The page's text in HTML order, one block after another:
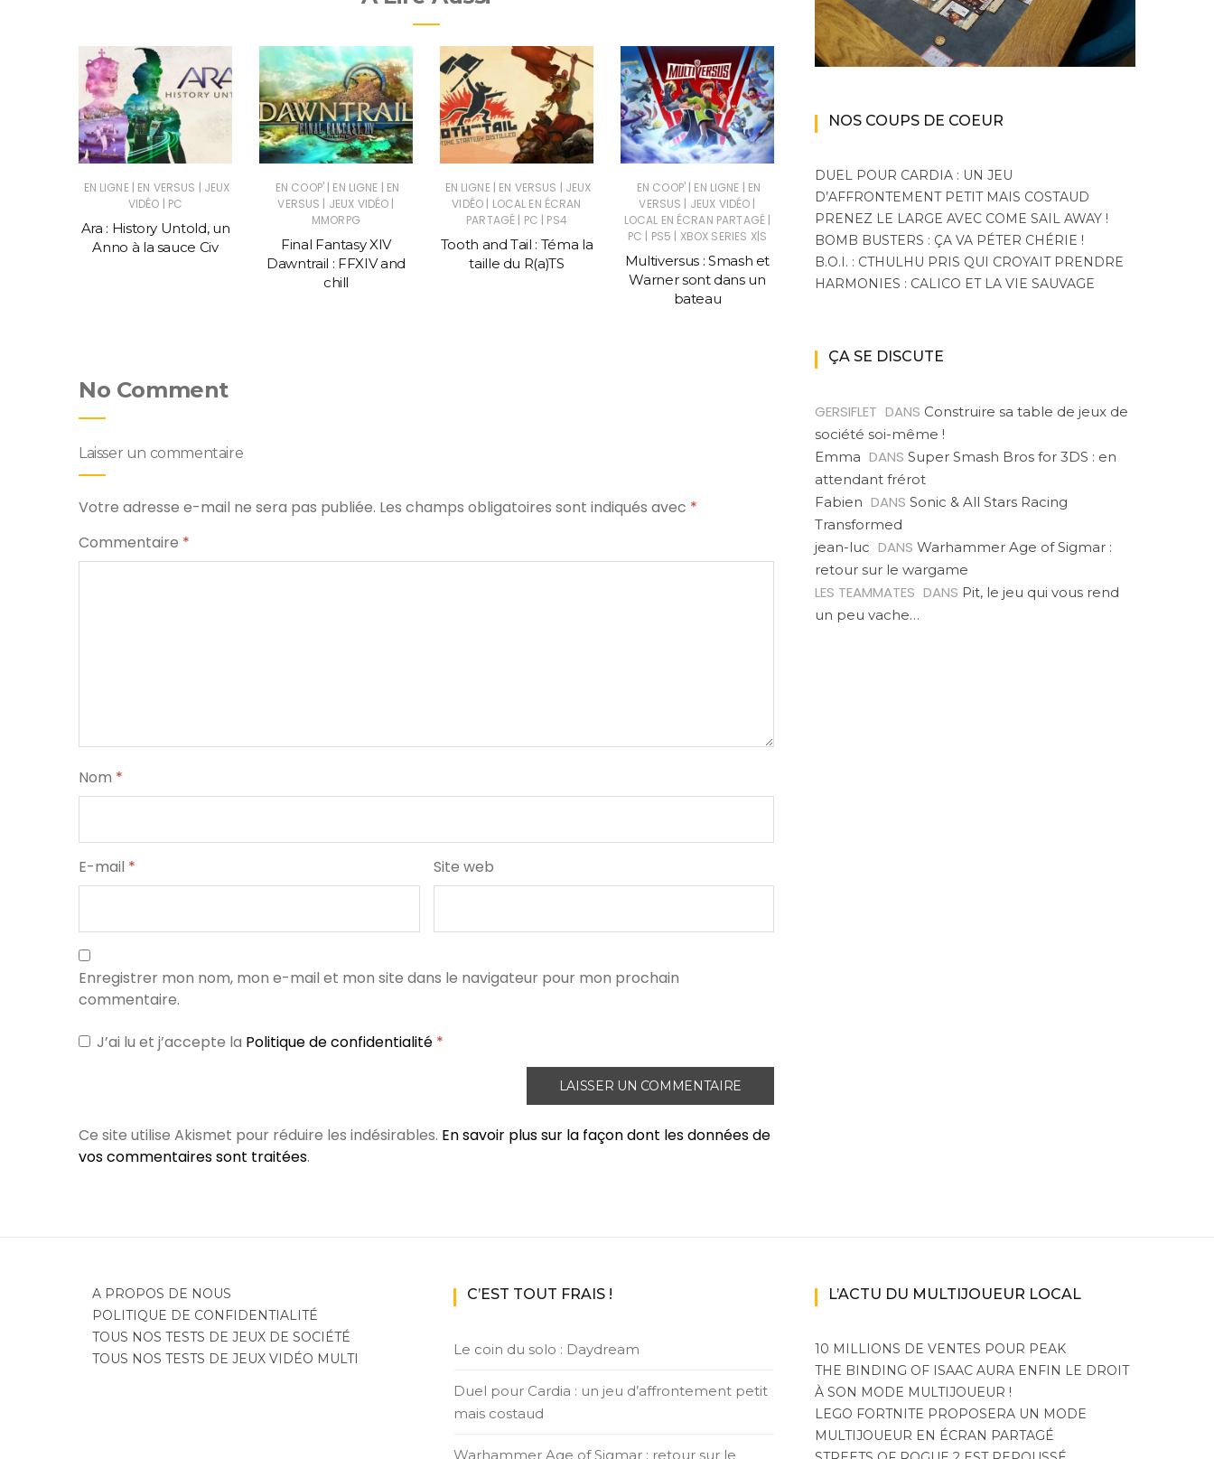
EN LIGNE | EN VERSUS | JEUX
VIDÉO | PC
Ara : History Untold, un
Anno à la sauce Civ
EN COOP' | EN LIGNE | EN
VERSUS | JEUX VIDÉO |
MMORPG
Final Fantasy XIV
Dawntrail : FFXIV and
chill
EN LIGNE | EN VERSUS | JEUX
VIDÉO | LOCAL EN ÉCRAN
PARTAGÉ | PC | PS4
Tooth and Tail : Téma la
taille du R(a)TS
EN COOP' | EN LIGNE | EN
VERSUS | JEUX VIDÉO |
LOCAL EN ÉCRAN PARTAGÉ |
PC | PS5 | XBOX SERIES X|S
Multiversus : Smash et
Warner sont dans un
bateau
| |
VIDÉO
PC
Ara : History Untold, un
Anno à la sauce Civ
|
VERSUS|JEUX VIDÉO
MMORPG
Final Fantasy XIV
Dawntrail : FFXIV and
chill
No Comment
Laisser un commentaire
Votre adresse e-mail ne sera pas publiée. Les champs obligatoires sont indiqués avec *
Commentaire *
Nom *
E-mail * Site web
Enregistrer mon nom, mon e-mail et mon site dans le navigateur pour mon prochain
commentaire.
J’ai lu et j’accepte la Politique de confidentialité *
Ce site utilise Akismet pour réduire les indésirables. En savoir plus sur la façon dont les données de
vos commentaires sont traitées.
NOS COUPS DE COEUR
DUEL POUR CARDIA : UN JEU
D’AFFRONTEMENT PETIT MAIS COSTAUD
PRENEZ LE LARGE AVEC COME SAIL AWAY !
BOMB BUSTERS : ÇA VA PÉTER CHÉRIE !
B.O.I. : CTHULHU PRIS QUI CROYAIT PRENDRE
HARMONIES : CALICO ET LA VIE SAUVAGE
ÇA SE DISCUTE
GERSIFLET DANS Construire sa table de jeux de
société soi-même !
Emma DANS Super Smash Bros for 3DS : en
attendant frérot
Fabien DANS Sonic & All Stars Racing
Transformed
jean-luc DANS Warhammer Age of Sigmar :
retour sur le wargame
LES TEAMMATES DANS Pit, le jeu qui vous rend
un peu vache…
A PROPOS DE NOUS
POLITIQUE DE CONFIDENTIALITÉ
TOUS NOS TESTS DE JEUX DE SOCIÉTÉ
TOUS NOS TESTS DE JEUX VIDÉO MULTI
C’EST TOUT FRAIS !
Le coin du solo : Daydream
Duel pour Cardia : un jeu d’affrontement petit
mais costaud
Warhammer Age of Sigmar : retour sur le
L’ACTU DU MULTIJOUEUR LOCAL
10 MILLIONS DE VENTES POUR PEAK
THE BINDING OF ISAAC AURA ENFIN LE DROIT
À SON MODE MULTIJOUEUR !
LEGO FORTNITE PROPOSERA UN MODE
MULTIJOUEUR EN ÉCRAN PARTAGÉ